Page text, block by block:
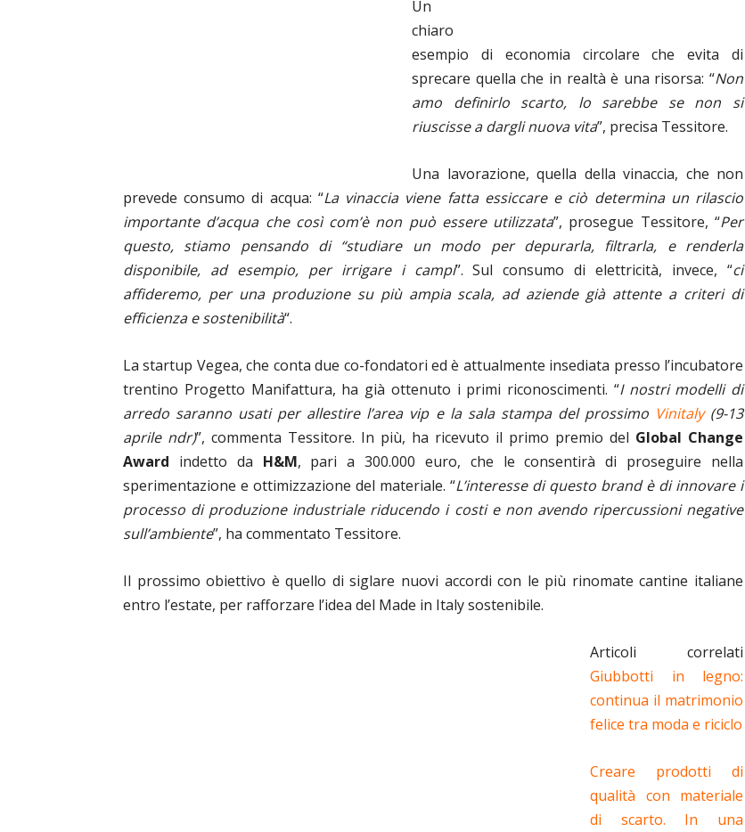
Un
chiaro
esempio di economia circolare che evita di
sprecare quella che in realtà è una risorsa: “Non
amo definirlo scarto, lo sarebbe se non si
riuscisse a dargli nuova vita”, precisa Tessitore.
Una lavorazione, quella della vinaccia, che non
prevede consumo di acqua: “La vinaccia viene fatta essiccare e ciò determina un rilascio
importante d’acqua che così com’è non può essere utilizzata”, prosegue Tessitore, “Per
questo, stiamo pensando di “studiare un modo per depurarla, filtrarla, e renderla
disponibile, ad esempio, per irrigare i campi”. Sul consumo di elettricità, invece, “ci
affideremo, per una produzione su più ampia scala, ad aziende già attente a criteri di
efficienza e sostenibilità“.
La startup Vegea, che conta due co-fondatori ed è attualmente insediata presso l’incubatore
trentino Progetto Manifattura, ha già ottenuto i primi riconoscimenti. “I nostri modelli di
arredo saranno usati per allestire l’area vip e la sala stampa del prossimo Vinitaly (9-13
aprile ndr)”, commenta Tessitore. In più, ha ricevuto il primo premio del Global Change
Award indetto da H&M, pari a 300.000 euro, che le consentirà di proseguire nella
sperimentazione e ottimizzazione del materiale. “L’interesse di questo brand è di innovare i
processo di produzione industriale riducendo i costi e non avendo ripercussioni negative
sull’ambiente”, ha commentato Tessitore.
Il prossimo obiettivo è quello di siglare nuovi accordi con le più rinomate cantine italiane
entro l’estate, per rafforzare l’idea del Made in Italy sostenibile.
Articoli correlati
Giubbotti in legno:
continua il matrimonio
felice tra moda e riciclo
Creare prodotti di
qualità con materiale
di scarto. In una